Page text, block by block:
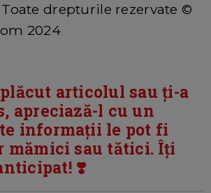
drepturile rezervate ©
2024
articolul sau ți-a
apreciază-l cu un
informații le pot fi
mămici sau tătici. Îți
❣️